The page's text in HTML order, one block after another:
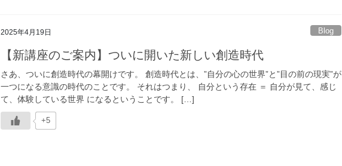
2025年4月19日 Blog
【新講座のご案内】ついに開いた新しい創造時代
さあ、ついに創造時代の幕開けです。 創造時代とは、”自分の心の世界”と”目の前の現実”が
一つになる意識の時代のことです。 それはつまり、 自分という存在 ＝ 自分が見て、感じ
て、体験している世界 になるということです。 […]
+5